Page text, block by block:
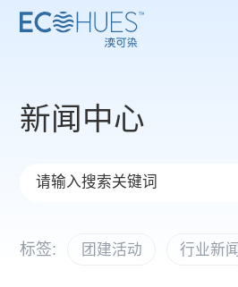
新闻中心
标签: 团建活动 行业新闻